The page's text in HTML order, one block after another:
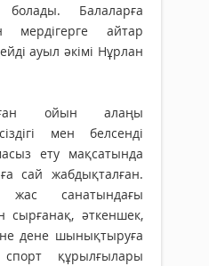
Балаларға
мерді­герге айтар
ауыл әкімі Нұрлан
ойын ала­ңы
мен бел­сенді
ету мақ­сатында
сай жабдықталған.
жас санатындағы
сыр­ғанақ, әткеншек,
дене шынықтыруға
құрылғылары